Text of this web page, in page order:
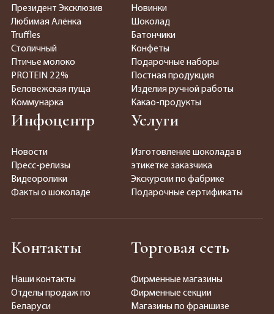
Президент Эксклюзив
Любимая Алёнка
Truffles
Столичный
Птичье молоко
PROTEIN 22%
Беловежская пуща
Коммунарка
Новинки
Шоколад
Батончики
Конфеты
Подарочные наборы
Постная продукция
Изделия ручной работы
Какао-продукты
Инфоцентр
Новости
Пресс-релизы
Видеоролики
Факты о шоколаде
Услуги
Изготовление шоколада в
этикетке заказчика
Экскурсии по фабрике
Подарочные сертификаты
Контакты
Наши контакты
Отделы продаж по
Беларуси
Торговая сеть
Фирменные магазины
Фирменные секции
Магазины по франшизе